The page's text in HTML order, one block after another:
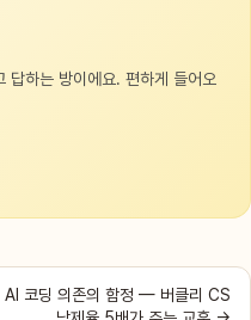
하는 방이에요. 편하게 들어오
AI 코딩 의존의 함정 — 버클리 CS